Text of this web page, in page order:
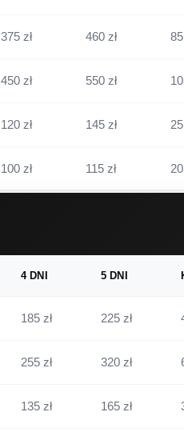
375 zł 460 zł 85
450 zł 550 zł
120 zł 145 zł
100 zł 115 zł
4 DNI 5 DNI
185 zł 225 zł
255 zł 320 zł
135 zł 165 zł